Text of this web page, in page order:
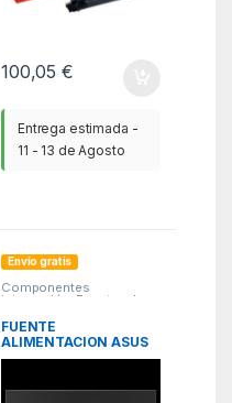
100,05€
Entrega estimada -
11 - 13 de Agosto
Envío gratis
Componentes
integración Fuentes de
FUENTE
ALIMENTACION ASUS
TUF-GAMING-650B-
BRONZE (BLACK)